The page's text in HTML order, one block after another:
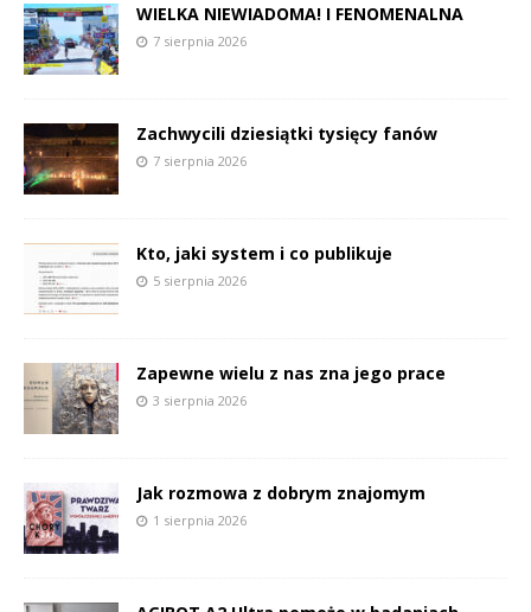
WIELKA NIEWIADOMA! I FENOMENALNA
7 sierpnia 2026
Zachwycili dziesiątki tysięcy fanów
7 sierpnia 2026
Kto, jaki system i co publikuje
5 sierpnia 2026
Zapewne wielu z nas zna jego prace
3 sierpnia 2026
Jak rozmowa z dobrym znajomym
1 sierpnia 2026